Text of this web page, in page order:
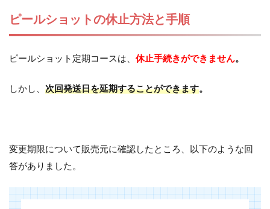
ピールショットの休止方法と手順
ピールショット定期コースは、 休止手続きができません。
しかし、 次回発送日を延期することができます。
変更期限について販売元に確認したところ、以下のような回
答がありました。